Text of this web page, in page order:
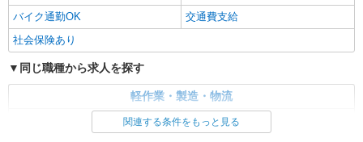
バイク通勤OK
交通費支給
社会保険あり
同じ職種から求人を探す
軽作業・製造・物流
梱包・仕分け・ピッキング
入出庫・商品管理・検品・検査
関連する条件をもっと見る